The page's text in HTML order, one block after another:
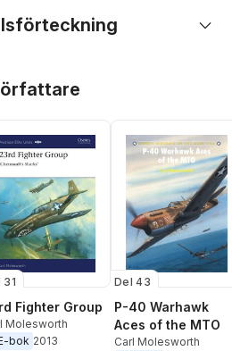
31
Fighter Group
Molesworth
bok 2013
Del 43
P-40 Warhawk
Aces of the MTO
Carl Molesworth